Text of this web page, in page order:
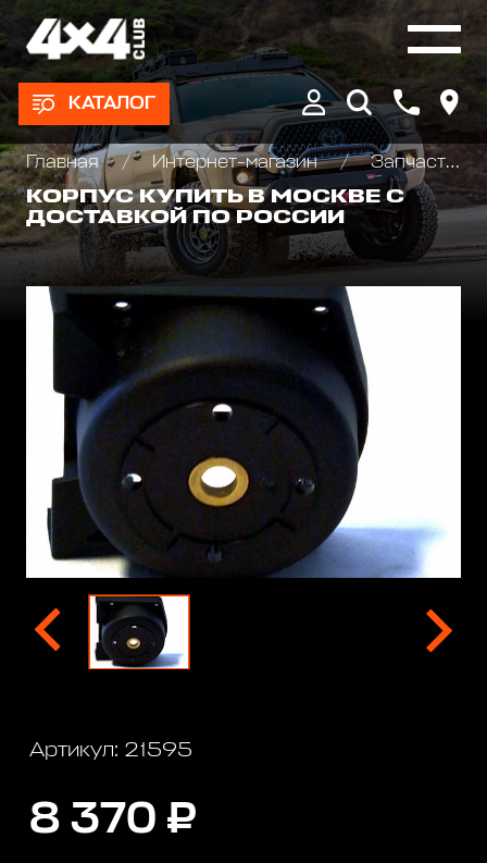
КАТАЛОГ
Главная Интернет-магазин
Запчасти и Аксессуары для лебедок
КОРПУС КУПИТЬ В МОСКВЕ С
ДОСТАВКОЙ ПО РОССИИ
Артикул: 21595
8 370 ₽